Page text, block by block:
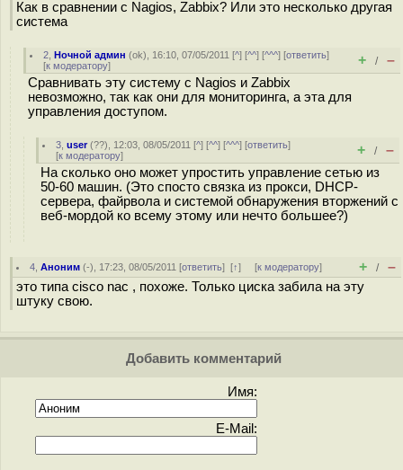
Как в сравнении с Nagios, Zabbix? Или это несколько другая
система
2 ,Ночной админ (ok), 16:10, 07/05/2011 [^] [^^] [^^^] [ответить]
[к модератору] + / –
Сравнивать эту систему с Nagios и Zabbix
невозможно, так как они для мониторинга, а эта для
управления доступом.
3 ,user(??), 12:03, 08/05/2011 [^] [^^] [^^^] [ответить]
[к модератору] + / –
На сколько оно может упростить управление сетью из
50-60 машин. (Это спосто связка из прокси, DHCP-
сервера, файрвола и системой обнаружения вторжений с
веб-мордой ко всему этому или нечто большее?)
4 ,Аноним (-), 17:23, 08/05/2011 [ответить][↑] [к модератору] + / –
это типа cisco nac , похоже. Только циска забила на эту
штуку свою.
Добавить комментарий
Имя:
E-Mail: